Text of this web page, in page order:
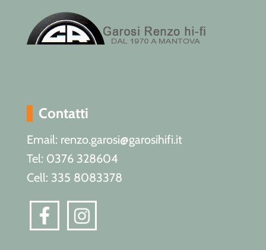
Contatti
Email: renzo.garosi@garosihifi.it
Tel: 0376 328604
Cell: 335 8083378